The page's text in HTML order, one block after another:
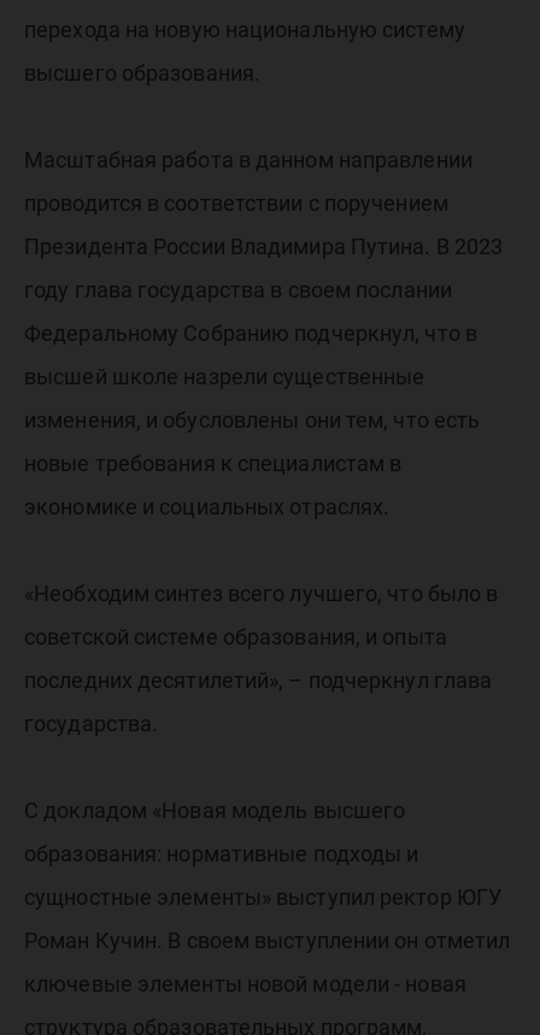
перехода на новую национальную систему
высшего образования.
Масштабная работа в данном направлении
проводится в соответствии с поручением
Президента России Владимира Путина. В 2023
году глава государства в своем послании
Федеральному Собранию подчеркнул, что в
высшей школе назрели существенные
изменения, и обусловлены они тем, что есть
новые требования к специалистам в
экономике и социальных отраслях.
«Необходим синтез всего лучшего, что было в
советской системе образования, и опыта
последних десятилетий», – подчеркнул глава
государства.
С докладом «Новая модель высшего
образования: нормативные подходы и
сущностные элементы» выступил ректор ЮГУ
Роман Кучин. В своем выступлении он отметил
ключевые элементы новой модели - новая
структура образовательных программ,